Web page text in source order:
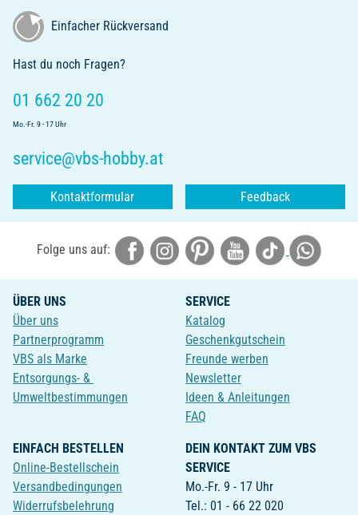
Einfacher Rückversand
Hast du noch Fragen?
01 662 20 20
Mo.-Fr. 9 - 17 Uhr
service@vbs-hobby.at
Kontaktformular Feedback
Folge uns auf:
ÜBER UNS
Über uns
Partnerprogramm
VBS als Marke
Entsorgungs- &
Umweltbestimmungen
SERVICE
Katalog
Geschenkgutschein
Freunde werben
Newsletter
Ideen & Anleitungen
FAQ
EINFACH BESTELLEN
Online-Bestellschein
Versandbedingungen
Widerrufsbelehrung
DEIN KONTAKT ZUM VBS
SERVICE
Mo.-Fr. 9 - 17 Uhr
Tel.: 01 - 66 22 020